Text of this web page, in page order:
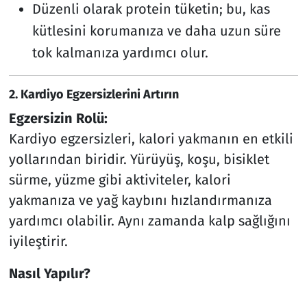
Düzenli olarak protein tüketin; bu, kas
kütlesini korumanıza ve daha uzun süre
tok kalmanıza yardımcı olur.
2. Kardiyo Egzersizlerini Artırın
Egzersizin Rolü:
Kardiyo egzersizleri, kalori yakmanın en etkili
yollarından biridir. Yürüyüş, koşu, bisiklet
sürme, yüzme gibi aktiviteler, kalori
yakmanıza ve yağ kaybını hızlandırmanıza
yardımcı olabilir. Aynı zamanda kalp sağlığını
iyileştirir.
Nasıl Yapılır?